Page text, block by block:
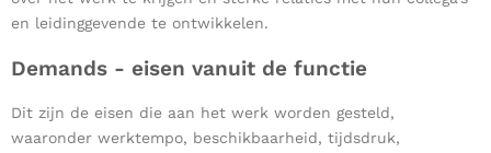
en leidinggevende te ontwikkelen.
Demands - eisen vanuit de functie
Dit zijn de eisen die aan het werk worden gesteld,
waaronder werktempo, beschikbaarheid, tijdsdruk,